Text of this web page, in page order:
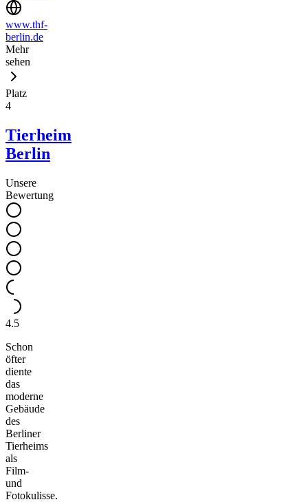
www.thf-
berlin.de
Mehr
sehen
Platz
4
Tierheim
Berlin
Unsere
Bewertung
4.5
Schon
öfter
diente
das
moderne
Gebäude
des
Berliner
Tierheims
als
Film-
und
Fotokulisse.